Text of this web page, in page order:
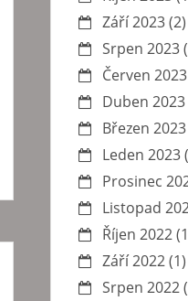
Září 2023(2)
Srpen 2023
Červen 2023
Duben 2023
Březen 2023
Leden 2023
Prosinec
Listopad
Říjen 2022
Září 2022(1)
Srpen 2022